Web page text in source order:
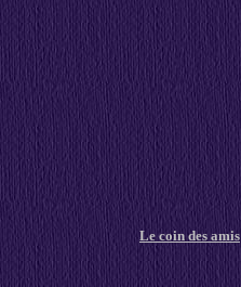
Le coin des amis